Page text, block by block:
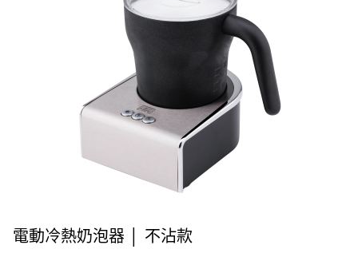
電動冷熱奶泡器 │ 不沾款